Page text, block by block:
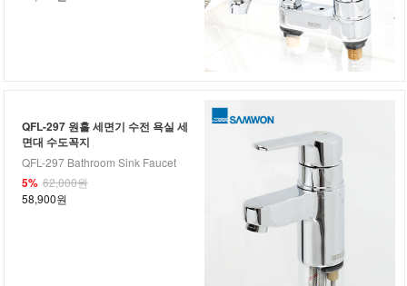
QFL-297 원홀 세면기 수전 욕실 세
면대 수도꼭지
QFL-297 Bathroom Sink Faucet
5% 62,000원
58,900원